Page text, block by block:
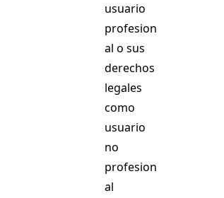
usuario
profesion
al o sus
derechos
legales
como
usuario
no
profesion
al